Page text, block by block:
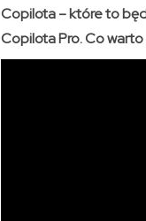
Copilota – które to
Copilota Pro. Co